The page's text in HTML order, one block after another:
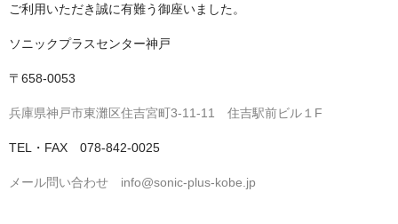
ご利用いただき誠に有難う御座いました。
ソニックプラスセンター神戸
〒658-0053
兵庫県神戸市東灘区住吉宮町3-11-11 住吉駅前ビル１F
TEL・FAX 078-842-0025
メール問い合わせ info@sonic-plus-kobe.jp